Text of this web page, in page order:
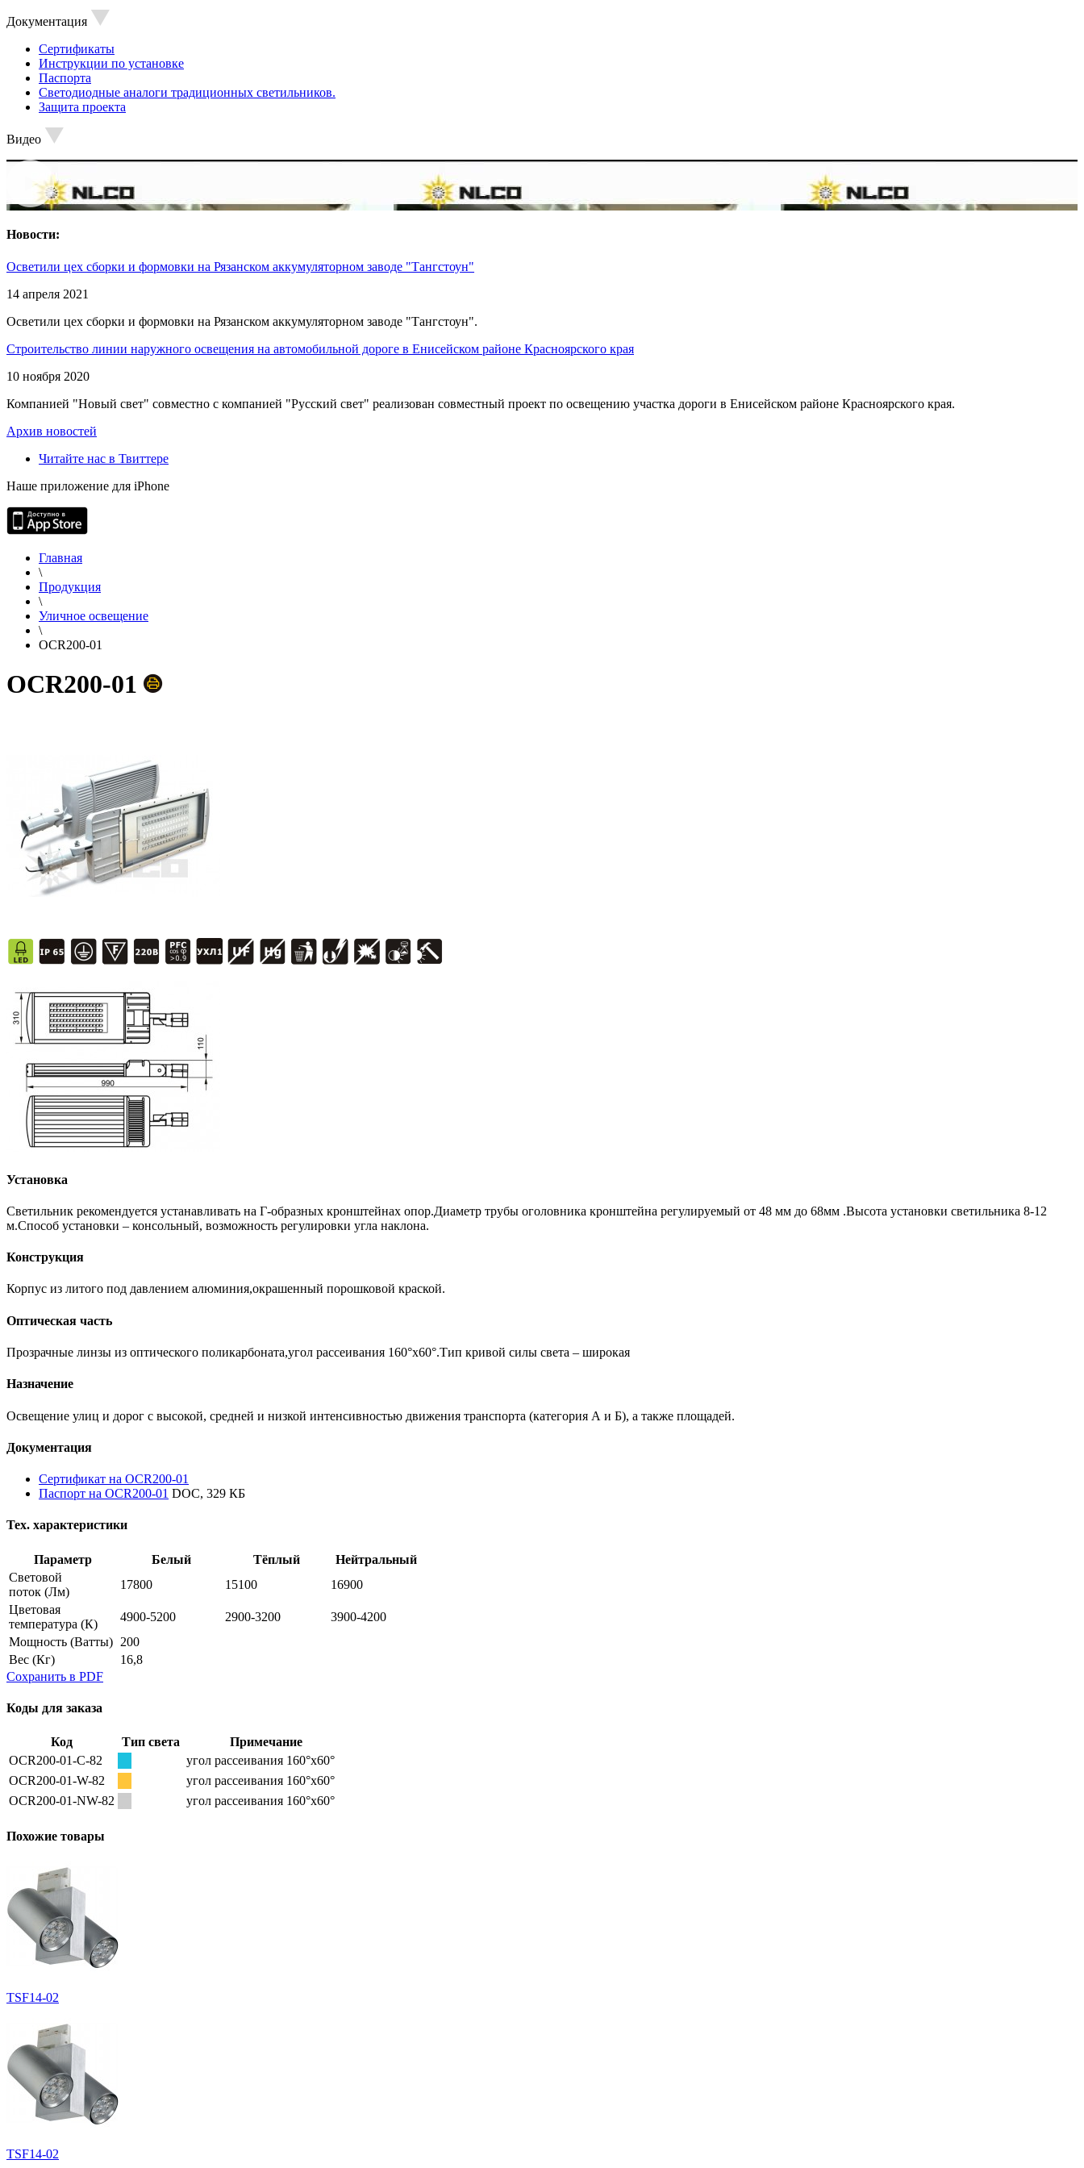
Документация
Сертификаты
Инструкции по установке
Паспорта
Светодиодные аналоги традиционных светильников.
Защита проекта
Видео
Новости:
Осветили цех сборки и формовки на Рязанском аккумуляторном заводе "Тангстоун"
14 апреля 2021
Осветили цех сборки и формовки на Рязанском аккумуляторном заводе "Тангстоун".
Строительство линии наружного освещения на автомобильной дороге в Енисейском районе Красноярского края
10 ноября 2020
Компанией "Новый свет" совместно с компанией "Русский свет" реализован совместный проект по освещению участка дороги в Енисейском районе Красноярского края.
Архив новостей
Читайте нас в Твиттере
Наше приложение для iPhone
Главная
\
Продукция
\
Уличное освещение
\
OCR200-01
OCR200-01
Установка
Светильник рекомендуется устанавливать на Г-образных кронштейнах опор.Диаметр трубы оголовника кронштейна регулируемый от 48 мм до 68мм .Высота установки светильника 8-12
м.Способ установки – консольный, возможность регулировки угла наклона.
Конструкция
Корпус из литого под давлением алюминия,окрашенный порошковой краской.
Оптическая часть
Прозрачные линзы из оптического поликарбоната,угол рассеивания 160°x60°.Тип кривой силы света – широкая
Назначение
Освещение улиц и дорог с высокой, средней и низкой интенсивностью движения транспорта (категория А и Б), а также площадей.
Документация
Сертификат на OCR200-01
Паспорт на OCR200-01 DOC, 329 КБ
Тех. характеристики
Параметр Белый Тёплый
Нейтральный
Световой
поток (Лм)
17800 15100
16900
Цветовая
температура (К)
4900-5200 2900-3200
3900-4200
Мощность (Ватты) 200
Вес (Кг)
16,8
Сохранить в PDF
Коды для заказа
Код Тип света
Примечание
OСR200-01-C-82
угол рассеивания 160°х60°
OСR200-01-W-82
угол рассеивания 160°х60°
OСR200-01-NW-82
угол рассеивания 160°х60°
Похожие товары
TSF14-02
TSF14-02